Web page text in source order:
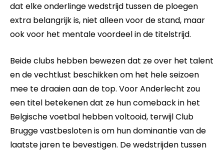
dat elke onderlinge wedstrijd tussen de ploegen
extra belangrijk is, niet alleen voor de stand, maar
ook voor het mentale voordeel in de titelstrijd.
Beide clubs hebben bewezen dat ze over het talent
en de vechtlust beschikken om het hele seizoen
mee te draaien aan de top. Voor Anderlecht zou
een titel betekenen dat ze hun comeback in het
Belgische voetbal hebben voltooid, terwijl Club
Brugge vastbesloten is om hun dominantie van de
laatste jaren te bevestigen. De wedstrijden tussen